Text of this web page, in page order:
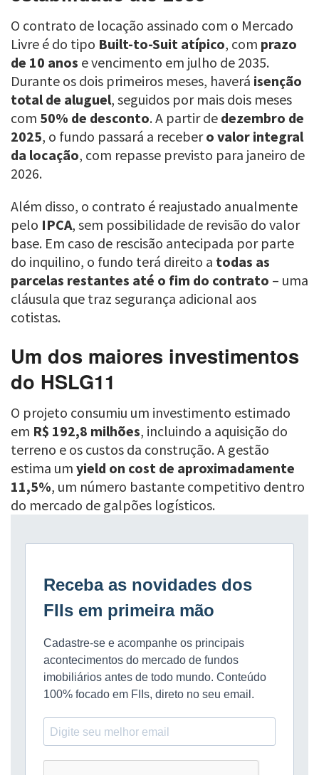
O contrato de locação assinado com o Mercado
Livre é do tipo Built-to-Suit atípico, com prazo
de 10 anos e vencimento em julho de 2035.
Durante os dois primeiros meses, haverá isenção
total de aluguel, seguidos por mais dois meses
com 50% de desconto. A partir de dezembro de
2025, o fundo passará a recebero valor integral
da locação, com repasse previsto para janeiro de
2026.
Além disso, o contrato é reajustado anualmente
pelo IPCA, sem possibilidade de revisão do valor
base. Em caso de rescisão antecipada por parte
do inquilino, o fundo terá direito a todas as
parcelas restantes até o fim do contrato – uma
cláusula que traz segurança adicional aos
cotistas.
Um dos maiores investimentos
do HSLG11
O projeto consumiu um investimento estimado
em R$ 192,8 milhões, incluindo a aquisição do
terreno e os custos da construção. A gestão
estima um yield on cost de aproximadamente
11,5%, um número bastante competitivo dentro
do mercado de galpões logísticos.